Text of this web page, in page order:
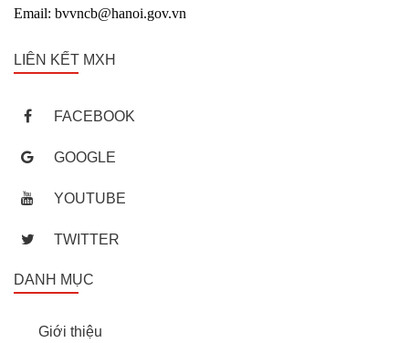
Email: bvvncb@hanoi.gov.vn
LIÊN KẾT MXH
FACEBOOK
GOOGLE
YOUTUBE
TWITTER
DANH MỤC
Giới thiệu